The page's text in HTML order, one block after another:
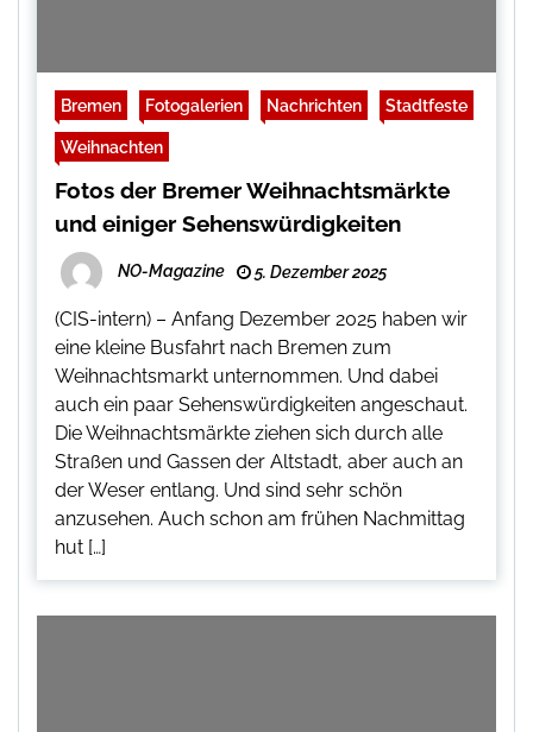
Bremen Fotogalerien Nachrichten Stadtfeste
Weihnachten
Fotos der Bremer Weihnachtsmärkte
und einiger Sehenswürdigkeiten
NO-Magazine 5. Dezember 2025
(CIS-intern) – Anfang Dezember 2025 haben wir
eine kleine Busfahrt nach Bremen zum
Weihnachtsmarkt unternommen. Und dabei
auch ein paar Sehenswürdigkeiten angeschaut.
Die Weihnachtsmärkte ziehen sich durch alle
Straßen und Gassen der Altstadt, aber auch an
der Weser entlang. Und sind sehr schön
anzusehen. Auch schon am frühen Nachmittag
hut […]